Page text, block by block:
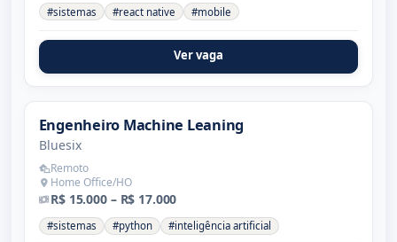
#sistemas #react native #mobile
Ver vaga
Engenheiro Machine Leaning
Bluesix
Remoto
Home Office/HO
R$ 15.000 – R$ 17.000
#sistemas #python #inteligência artificial